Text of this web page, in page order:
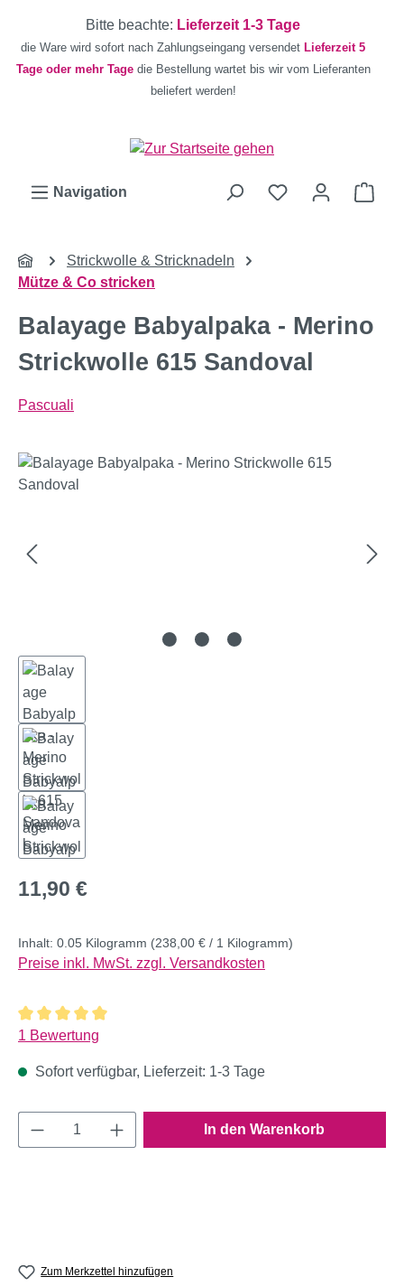
Zum Hauptinhalt springen
Bitte beachte: Lieferzeit 1-3 Tage
die Ware wird sofort nach Zahlungseingang versendet Lieferzeit 5
Tage oder mehr Tage die Bestellung wartet bis wir vom Lieferanten
beliefert werden!
Navigation
Strickwolle & Stricknadeln
Mütze & Co stricken
Balayage Babyalpaka - Merino
Strickwolle 615 Sandoval
Pascuali
Bildergalerie überspringen
Regulärer Preis:
11,90 €
Inhalt: 0.05 Kilogramm (238,00 € / 1 Kilogramm)
Preise inkl. MwSt. zzgl. Versandkosten
Durchschnittliche Bewertung von 5 von 5 Sternen
1 Bewertung
Sofort verfügbar, Lieferzeit: 1-3 Tage
Produkt Anzahl: Gib den gewünschten
In den Warenkorb
Zum Merkzettel hinzufügen